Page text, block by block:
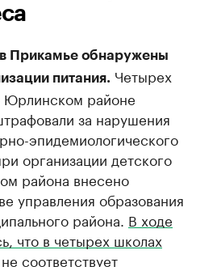
Прикамье обнаружены
питания. Четырех
Юрлинском районе
за нарушения
эпидемиологического
организации детского
района внесено
управления образования
района. В ходе
что в четырех школах
не соответствует